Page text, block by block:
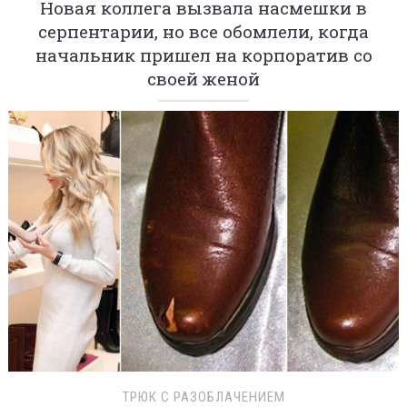
Новая коллега вызвала насмешки в
серпентарии, но все обомлели, когда
начальник пришел на корпоратив со
своей женой
ТРЮК С РАЗОБЛАЧЕНИЕМ